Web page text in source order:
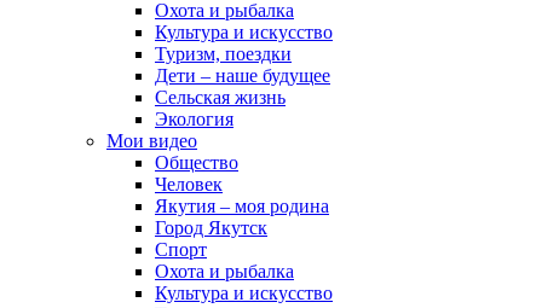
Охота и рыбалка
Культура и искусство
Туризм, поездки
Дети – наше будущее
Сельская жизнь
Экология
Мои видео
Общество
Человек
Якутия – моя родина
Город Якутск
Спорт
Охота и рыбалка
Культура и искусство